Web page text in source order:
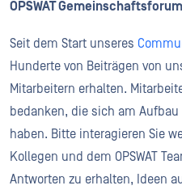
OPSWAT Gemeinschaftsforum
Seit dem Start unseres
Hunderte von Beiträgen von
Mitarbeitern erhalten.
bedanken, die sich am
haben. Bitte interagieren Sie
Kollegen und dem OPSWAT
Antworten zu erhalten, Ideen